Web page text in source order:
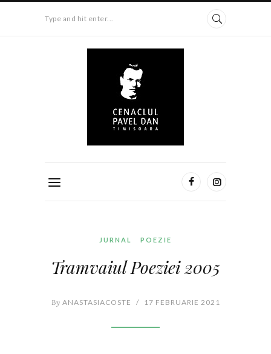
Type and hit enter...
JURNAL POEZIE
Tramvaiul Poeziei 2005
By ANASTASIACOSTE / 17 FEBRUARIE 2021